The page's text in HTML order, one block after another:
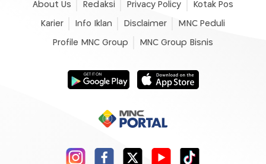
About Us Redaksi Privacy Policy Kotak Pos
Karier Info Iklan Disclaimer MNC Peduli
Profile MNC Group MNC Group Bisnis